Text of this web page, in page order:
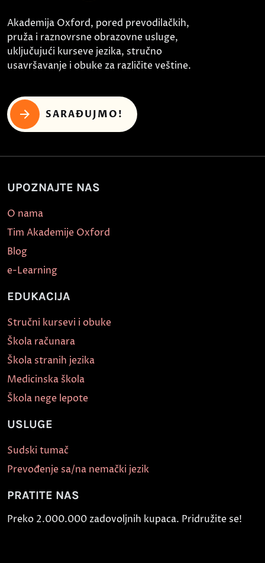
Akademija Oxford, pored prevodilačkih,
pruža i raznovrsne obrazovne usluge,
uključujući kurseve jezika, stručno
usavršavanje i obuke za različite veštine.
SARAĐUJMO!
UPOZNAJTE NAS
O nama
Tim Akademije Oxford
Blog
e-Learning
EDUKACIJA
Stručni kursevi i obuke
Škola računara
Škola stranih jezika
Medicinska škola
Škola nege lepote
USLUGE
Sudski tumač
Prevođenje sa/na nemački jezik
PRATITE NAS
Preko 2.000.000 zadovoljnih kupaca. Pridružite se!